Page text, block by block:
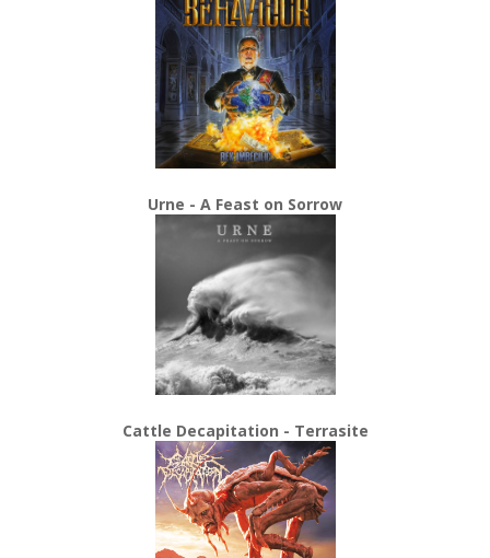
Urne - A Feast on Sorrow
Cattle Decapitation - Terrasite